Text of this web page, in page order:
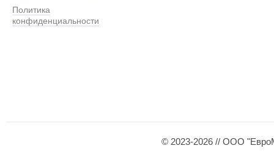
Политика
конфиденциальности
© 2023-2026 // ООО